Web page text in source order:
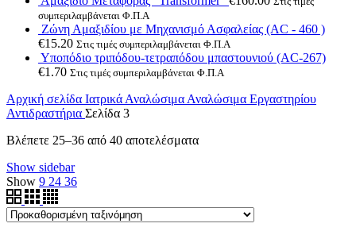
συμπεριλαμβάνεται Φ.Π.Α
Ζώνη Αμαξιδίου με Μηχανισμό Ασφαλείας (AC - 460 )
€15.20 Στις τιμές συμπεριλαμβάνεται Φ.Π.Α
Υποπόδιο τριπόδου-τετραπόδου μπαστουνιού (AC-267)
€1.70 Στις τιμές συμπεριλαμβάνεται Φ.Π.Α
Αρχική σελίδα Ιατρικά Αναλώσιμα Αναλώσιμα Εργαστηρίου
Αντιδραστήρια Σελίδα 3
Βλέπετε 25–36 από 40 αποτελέσματα
Show sidebar
Show 9 24 36